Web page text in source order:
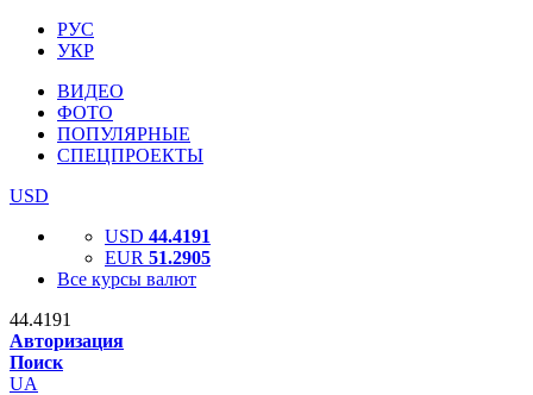
РУС
УКР
ВИДЕО
ФОТО
ПОПУЛЯРНЫЕ
СПЕЦПРОЕКТЫ
USD
USD 44.4191
EUR 51.2905
Все курсы валют
44.4191
Авторизация
Поиск
UA